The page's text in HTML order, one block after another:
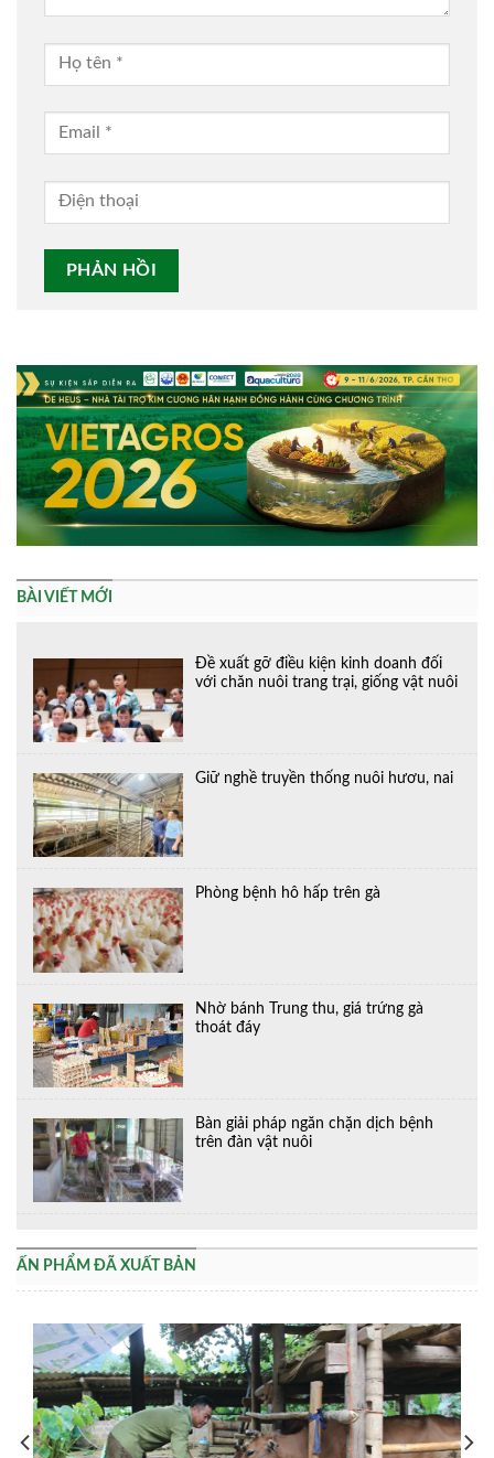
BÀI VIẾT MỚI
Đề xuất gỡ điều kiện kinh doanh đối
với chăn nuôi trang trại, giống vật nuôi
Giữ nghề truyền thống nuôi hươu, nai
Phòng bệnh hô hấp trên gà
Nhờ bánh Trung thu, giá trứng gà
thoát đáy
Bàn giải pháp ngăn chặn dịch bệnh
trên đàn vật nuôi
ẤN PHẨM ĐÃ XUẤT BẢN